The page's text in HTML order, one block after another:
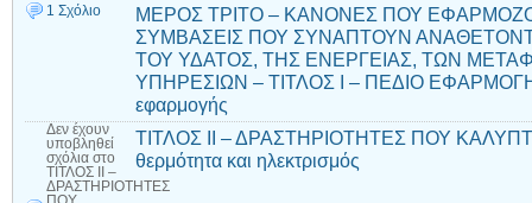
1 Σχόλιο
ΜΕΡΟΣ ΤΡΙΤΟ – ΚΑΝΟΝΕΣ ΠΟΥ
ΣΥΜΒΑΣΕΙΣ ΠΟΥ ΣΥΝΑΠΤΟΥΝ
ΤΟΥ ΥΔΑΤΟΣ, ΤΗΣ ΕΝΕΡΓΕΙΑΣ, ΤΩΝ
ΥΠΗΡΕΣΙΩΝ – ΤΙΤΛΟΣ Ι – ΠΕΔΙΟ
εφαρμογής
Δεν έχουν
υποβληθεί
σχόλια στο
ΤΙΤΛΟΣ ΙΙ –
ΔΡΑΣΤΗΡΙΟΤΗΤΕΣ
ΤΙΤΛΟΣ ΙΙ – ΔΡΑΣΤΗΡΙΟΤΗΤΕΣ ΠΟΥ
θερμότητα και ηλεκτρισμός